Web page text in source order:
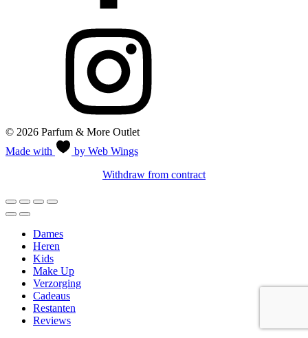
© 2026 Parfum & More Outlet
Made with
by Web Wings
Withdraw from contract
Dames
Heren
Kids
Make Up
Verzorging
Cadeaus
Restanten
Reviews